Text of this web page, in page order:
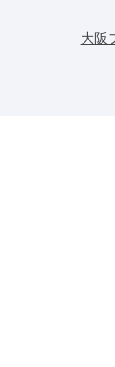
大阪